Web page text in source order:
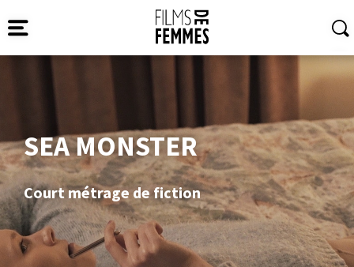
SEA MONSTER
Court métrage de fiction